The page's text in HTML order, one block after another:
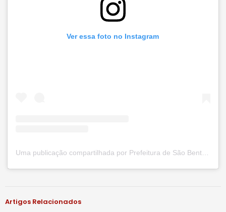
Ver essa foto no Instagram
#notíciassbu
Artigos Relacionados